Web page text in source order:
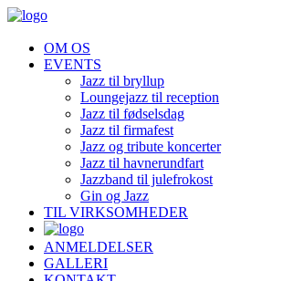
OM OS
EVENTS
Jazz til bryllup
Loungejazz til reception
Jazz til fødselsdag
Jazz til firmafest
Jazz og tribute koncerter
Jazz til havnerundfart
Jazzband til julefrokost
Gin og Jazz
TIL VIRKSOMHEDER
ANMELDELSER
GALLERI